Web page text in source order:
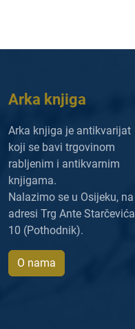
Arka knjiga
Arka knjiga je antikvarijat
koji se bavi trgovinom
rabljenim i antikvarnim
knjigama.
Nalazimo se u Osijeku, na
adresi Trg Ante Starčevića
10 (Pothodnik).
O nama